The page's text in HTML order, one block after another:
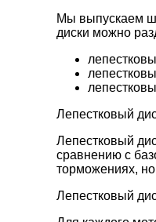
Мы выпускаем
диски можно
Лепестковый
Лепестковый
сравнению с
торможениях, но
Лепестковый